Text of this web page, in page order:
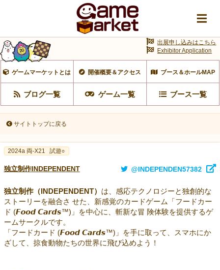
ゲームマーケットとは 開催概要＆アクセス ブース＆ホールMAP
ブログ一覧 ゲーム一覧 ブース一覧
出展申し込みはこちら
Exhibitor Application
サイトトップに戻る
2024a 両-X21 試遊○
独立制作INDEPENDENT @INDEPENDEN57382
独立制作（INDEPENDENT） は、感応テクノロジーと独創的な
ストーリーを融合さ せた、新感覚のカードゲーム「フードカー
ド (𝙁𝙤𝙤𝙙 𝘾𝙖𝙧𝙙𝙨™)」を中心に、斬新な冒 険体験を提供するゲ
ームサークルです。
「フードカード (𝙁𝙤𝙤𝙙 𝘾𝙖𝙧𝙙𝙨™)」を手に取って、スマホにか
ざして、掠食動物たちの世界に飛び込めよう！